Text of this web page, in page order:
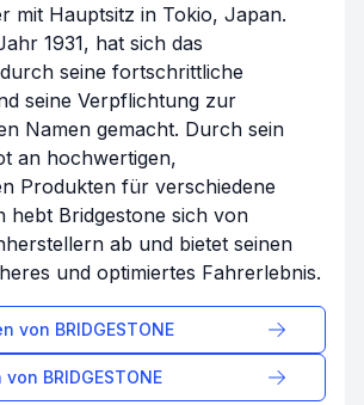
mit Hauptsitz in Tokio, Japan.
1931, hat sich das
seine fortschrittliche
seine Verpflichtung zur
Namen gemacht. Durch sein
an hochwertigen,
Produkten für verschiedene
hebt Bridgestone sich von
ab und bietet seinen
und optimiertes Fahrerlebnis.
von BRIDGESTONE
von BRIDGESTONE